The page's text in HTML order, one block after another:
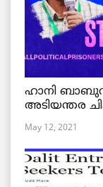
ഹാനി
അടിയന്തര
May 12, 2021